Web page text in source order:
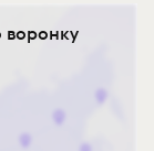
воронку